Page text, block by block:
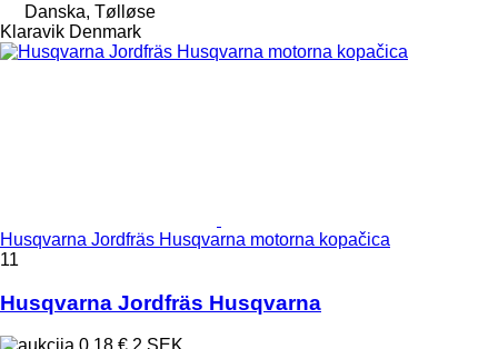
Danska, Tølløse
Klaravik Denmark
Husqvarna Jordfräs Husqvarna motorna kopačica
11
Husqvarna Jordfräs Husqvarna